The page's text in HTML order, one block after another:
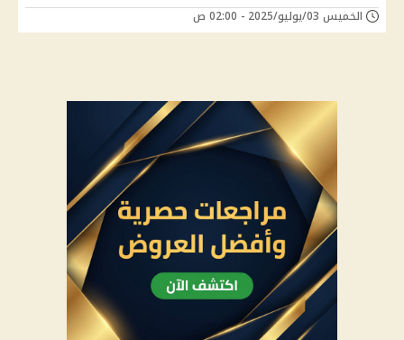
الخميس 03/يوليو/2025 - 02:00 ص